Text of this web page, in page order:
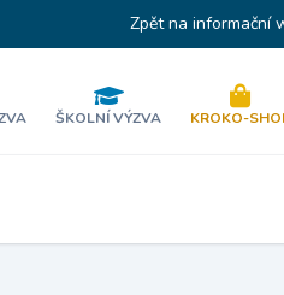
Zpět na informační
ŠKOLNÍ VÝZVA KROKO-